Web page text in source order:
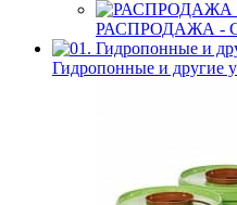
РАСПРОДАЖА -
Гидропонные и другие